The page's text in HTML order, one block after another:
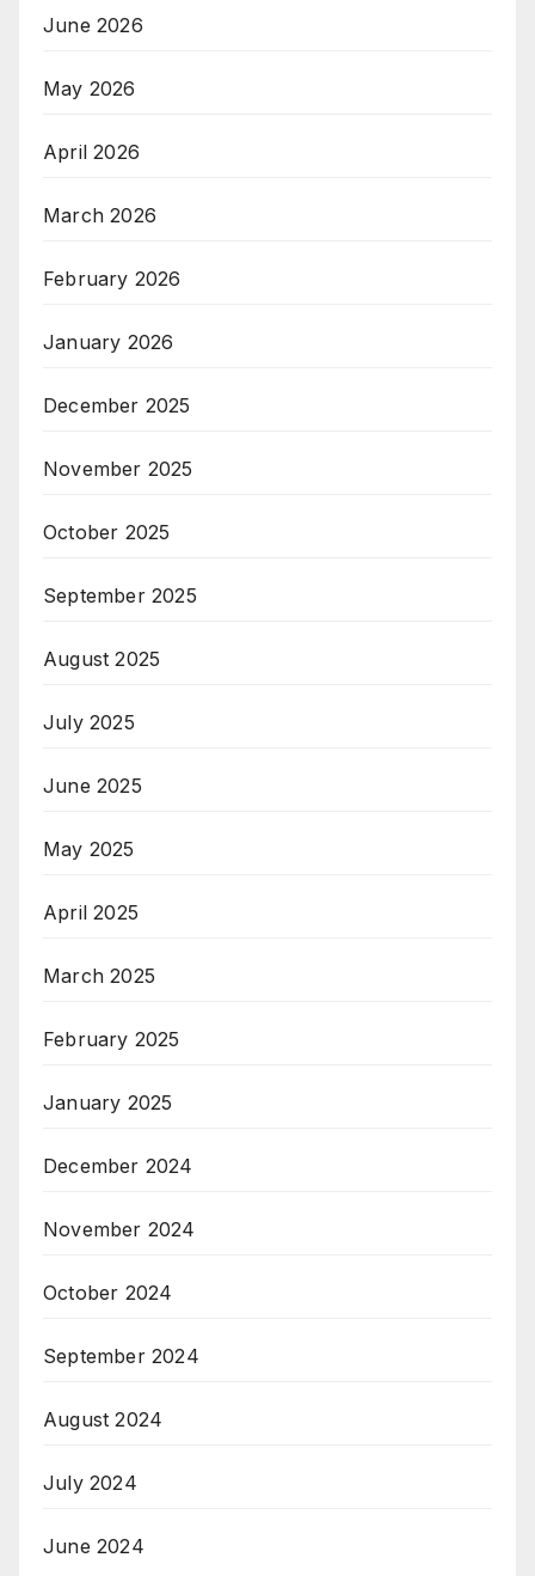
June 2026
May 2026
April 2026
March 2026
February 2026
January 2026
December 2025
November 2025
October 2025
September 2025
August 2025
July 2025
June 2025
May 2025
April 2025
March 2025
February 2025
January 2025
December 2024
November 2024
October 2024
September 2024
August 2024
July 2024
June 2024